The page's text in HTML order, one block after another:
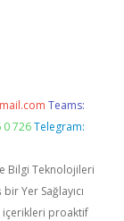
Teams:
0 726 Telegram:
Bilgi Teknolojileri
Yer Sağlayıcı
içerikleri proaktif